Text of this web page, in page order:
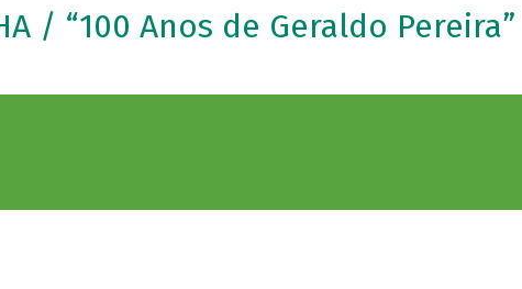
/ “100 Anos de Geraldo Pereira”